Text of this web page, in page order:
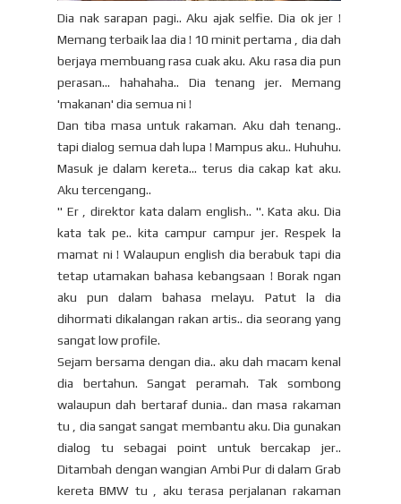
Dia nak sarapan pagi.. Aku ajak selfie. Dia ok jer !
Memang terbaik laa dia ! 10 minit pertama , dia dah
berjaya membuang rasa cuak aku. Aku rasa dia pun
perasan... hahahaha.. Dia tenang jer. Memang
'makanan' dia semua ni !
Dan tiba masa untuk rakaman. Aku dah tenang..
tapi dialog semua dah lupa ! Mampus aku.. Huhuhu.
Masuk je dalam kereta... terus dia cakap kat aku.
Aku tercengang..
" Er , direktor kata dalam english.. ". Kata aku. Dia
kata tak pe.. kita campur campur jer. Respek la
mamat ni ! Walaupun english dia berabuk tapi dia
tetap utamakan bahasa kebangsaan ! Borak ngan
aku pun dalam bahasa melayu. Patut la dia
dihormati dikalangan rakan artis.. dia seorang yang
sangat low profile.
Sejam bersama dengan dia.. aku dah macam kenal
dia bertahun. Sangat peramah. Tak sombong
walaupun dah bertaraf dunia.. dan masa rakaman
tu , dia sangat sangat membantu aku. Dia gunakan
dialog tu sebagai point untuk bercakap jer..
Ditambah dengan wangian Ambi Pur di dalam Grab
kereta BMW tu , aku terasa perjalanan rakaman